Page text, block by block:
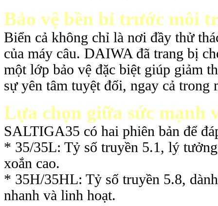
Bảo vệ bền bỉ trước môi
Biển cả không chỉ là nơi đầy thử
của máy câu. DAIWA đã trang bị
một lớp bảo vệ đặc biệt giúp giảm
sự yên tâm tuyệt đối, ngay cả
Lựa chọn giữa sức mạnh
SALTIGA35 có hai phiên bản để
* 35/35L: Tỷ số truyền 5.1, lý
xoắn cao.
* 35H/35HL: Tỷ số truyền 5.8,
nhanh và linh hoạt.